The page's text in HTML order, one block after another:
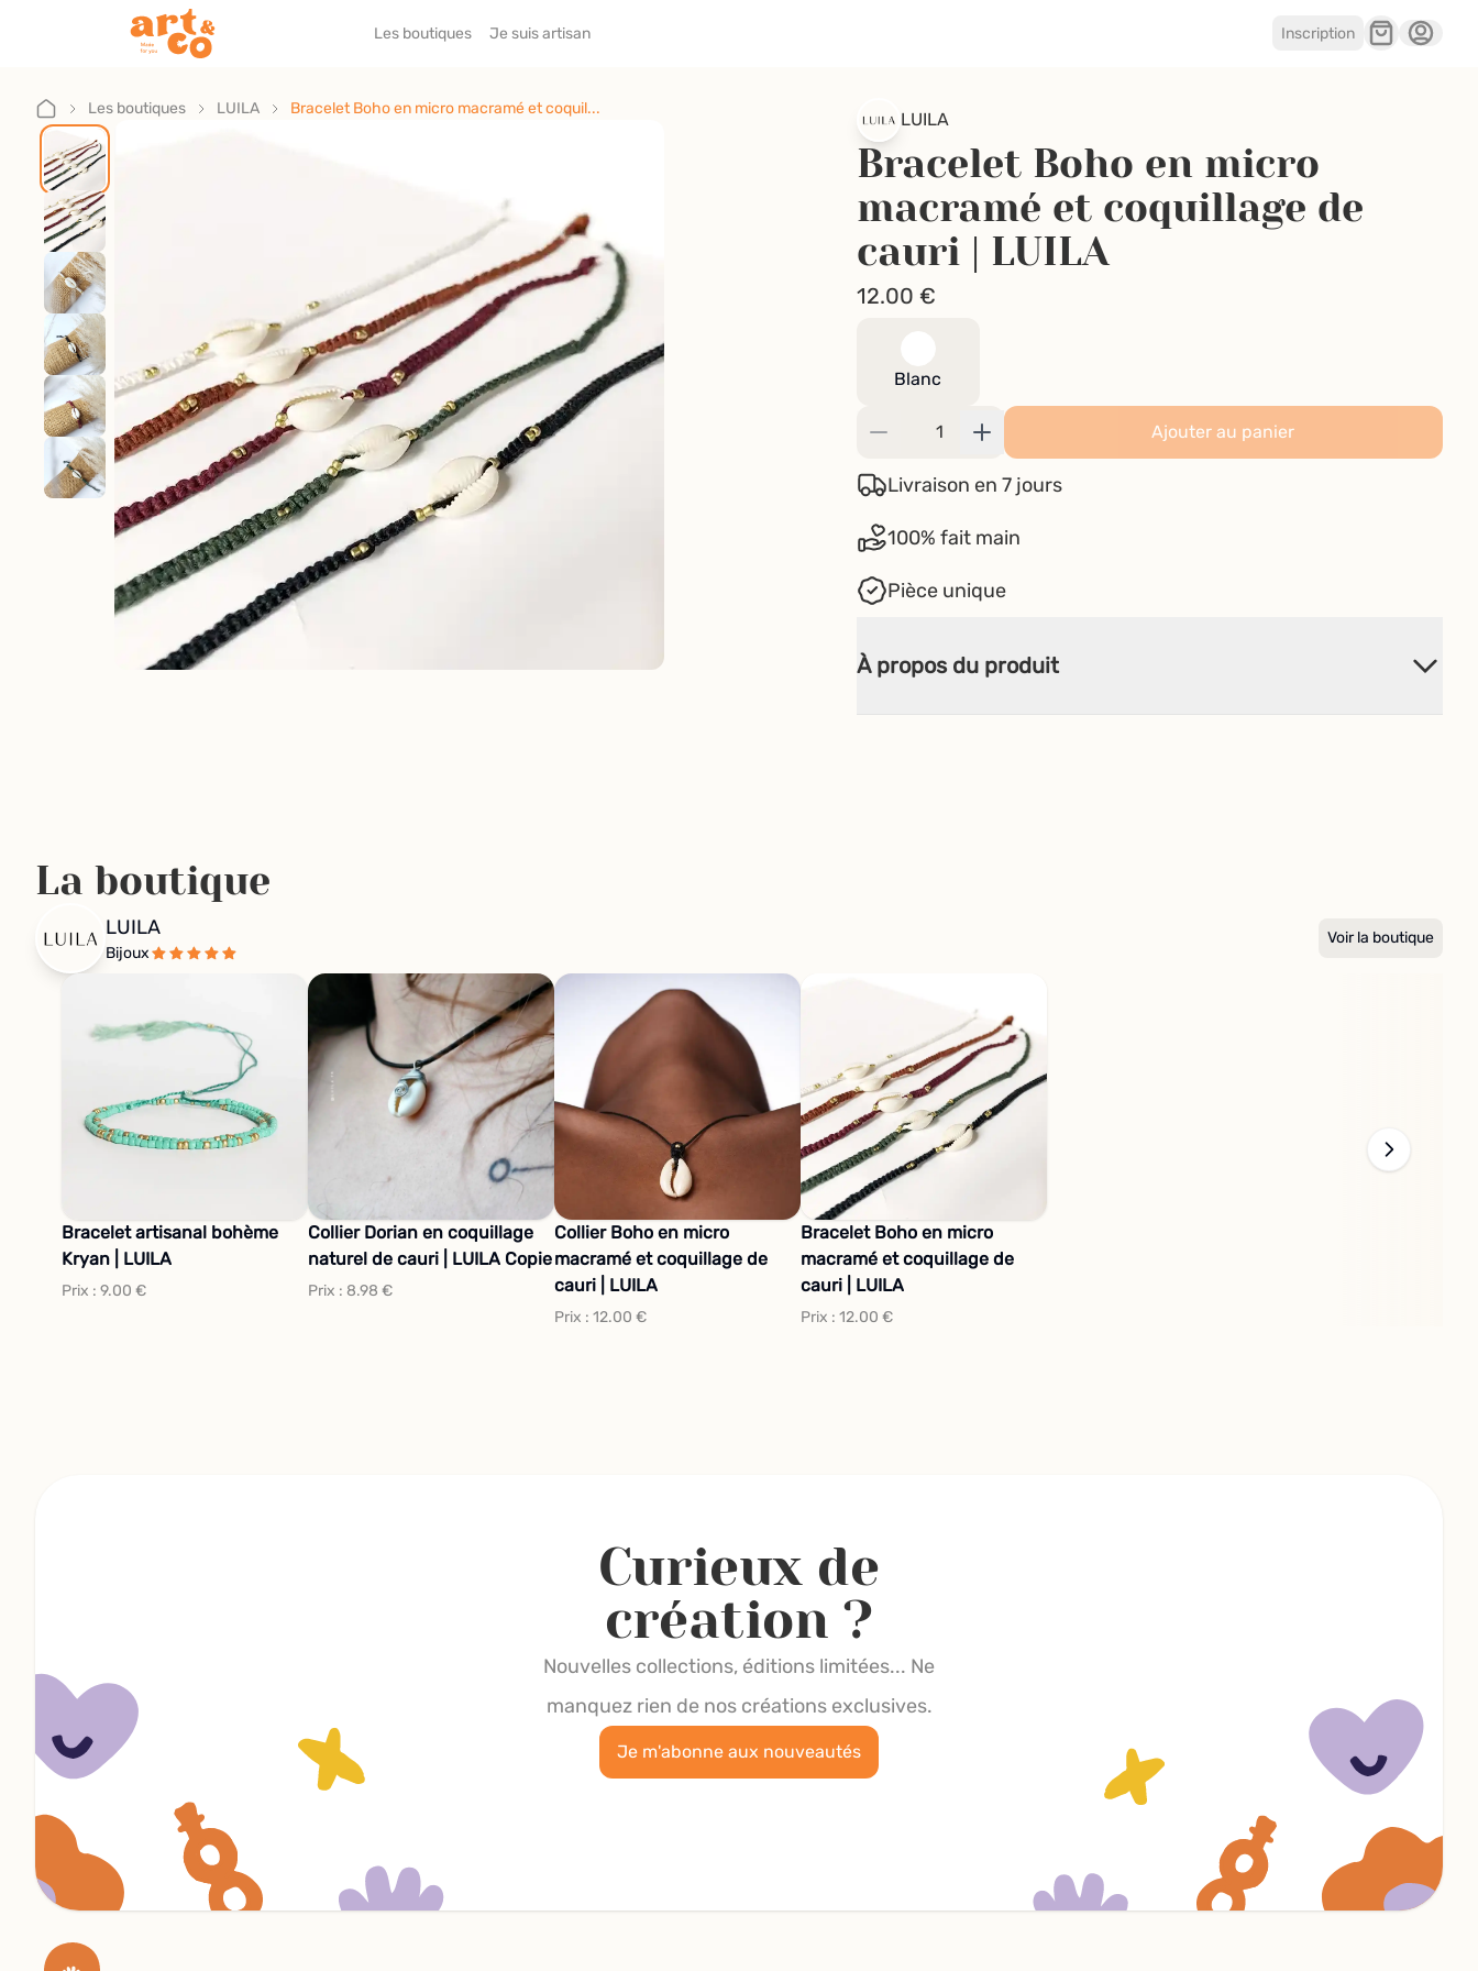
Les boutiques Je suis artisan Inscription
Les boutiques
Je suis artisan
Les boutiques LUILA Bracelet Boho en micro macramé et coquil...
LUILA
Bracelet Boho en micro
macramé et coquillage de
cauri | LUILA
12.00 €
Blanc
Ajouter au panier
Livraison en 7 jours
100% fait main
Pièce unique
À propos du produit
La boutique
LUILA
Bijoux
Voir la boutique
Bracelet artisanal bohème
Kryan | LUILA
Prix : 9.00 €
Collier Dorian en coquillage
naturel de cauri | LUILA Copie
Prix : 8.98 €
Collier Boho en micro
macramé et coquillage de
cauri | LUILA
Prix : 12.00 €
Bracelet Boho en micro
macramé et coquillage de
cauri | LUILA
Prix : 12.00 €
Curieux de
création ?
Nouvelles collections, éditions limitées... Ne
manquez rien de nos créations exclusives.
Je m'abonne aux nouveautés